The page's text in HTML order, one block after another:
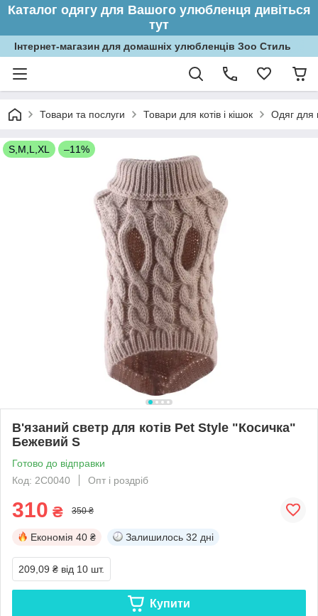
Каталог одягу для Вашого улюбленця дивіться
тут
Інтернет-магазин для домашніх улюбленців Зоо Стиль
Товари та послуги Товари для котів і кішок Одяг для
S,M,L,XL –11%
В'язаний светр для котів Pet Style "Косичка"
Бежевий S
Готово до відправки
Код: 2C0040
Опт і роздріб
310 ₴ 350 ₴
Економія 40 ₴ Залишилось 32 дні
209,09 ₴ від 10 шт.
Купити